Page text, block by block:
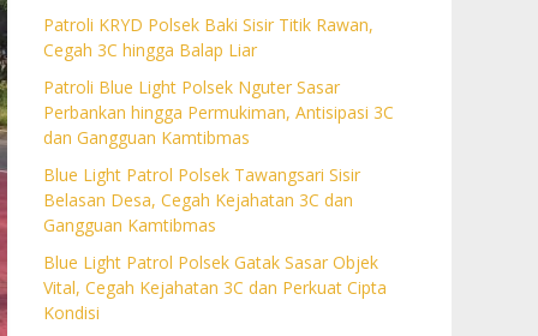
Patroli KRYD Polsek Baki Sisir Titik Rawan,
Cegah 3C hingga Balap Liar
Patroli Blue Light Polsek Nguter Sasar
Perbankan hingga Permukiman, Antisipasi 3C
dan Gangguan Kamtibmas
Blue Light Patrol Polsek Tawangsari Sisir
Belasan Desa, Cegah Kejahatan 3C dan
Gangguan Kamtibmas
Blue Light Patrol Polsek Gatak Sasar Objek
Vital, Cegah Kejahatan 3C dan Perkuat Cipta
Kondisi